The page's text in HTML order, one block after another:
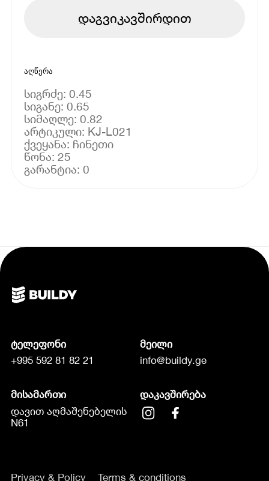
დაგვიკავშირდით
აღწერა
სიგრძე: 0.45
სიგანე: 0.65
სიმაღლე: 0.82
არტიკული: KJ-L021
ქვეყანა: ჩინეთი
წონა: 25
ტელეფონი
+995 592 81 82 21
მეილი
info@buildy.ge
მისამართი
დავით აღმაშენებელის
N61
დაკავშირება
Privacy & Policy Terms & conditions